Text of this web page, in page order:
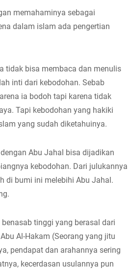
memahaminya sebagai
dalam islam ada pengertian
tidak bisa membaca dan menulis
inti dari kebodohan. Sebab
ia bodoh tapi karena tidak
Tapi kebodohan yang hakiki
yang sudah diketahuinya.
Abu Jahal bisa dijadikan
kebodohan. Dari julukannya
di bumi ini melebihi Abu Jahal.
tinggi yang berasal dari
Al-Hakam (Seorang yang jitu
pendapat dan arahannya sering
kecerdasan usulannya pun